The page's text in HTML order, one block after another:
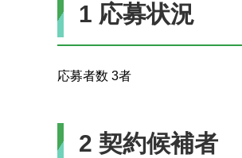
1 応募状況
応募者数 3者
2 契約候補者